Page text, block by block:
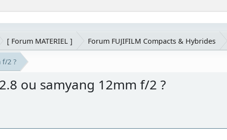
[ Forum MATERIEL ] Forum FUJIFILM Compacts & Hybrides
f/2 ?
ou samyang 12mm f/2 ?